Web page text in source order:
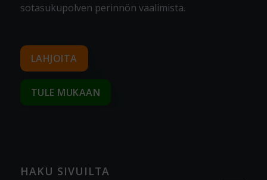
sotasukupolven perinnön vaalimista.
LAHJOITA
TULE MUKAAN
HAKU SIVUILTA